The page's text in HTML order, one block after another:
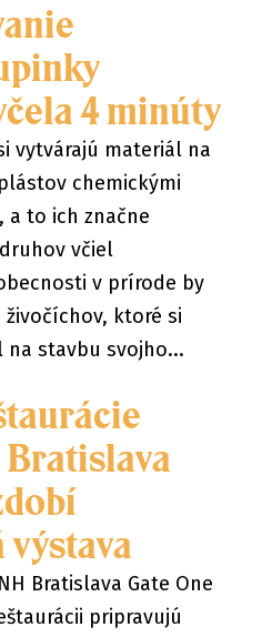
4 minúty
vytvárajú materiál na
chemickými
a to ich značne
včiel
v prírode by
ktoré si
stavbu svojho...
Bratislava Gate One
pripravujú